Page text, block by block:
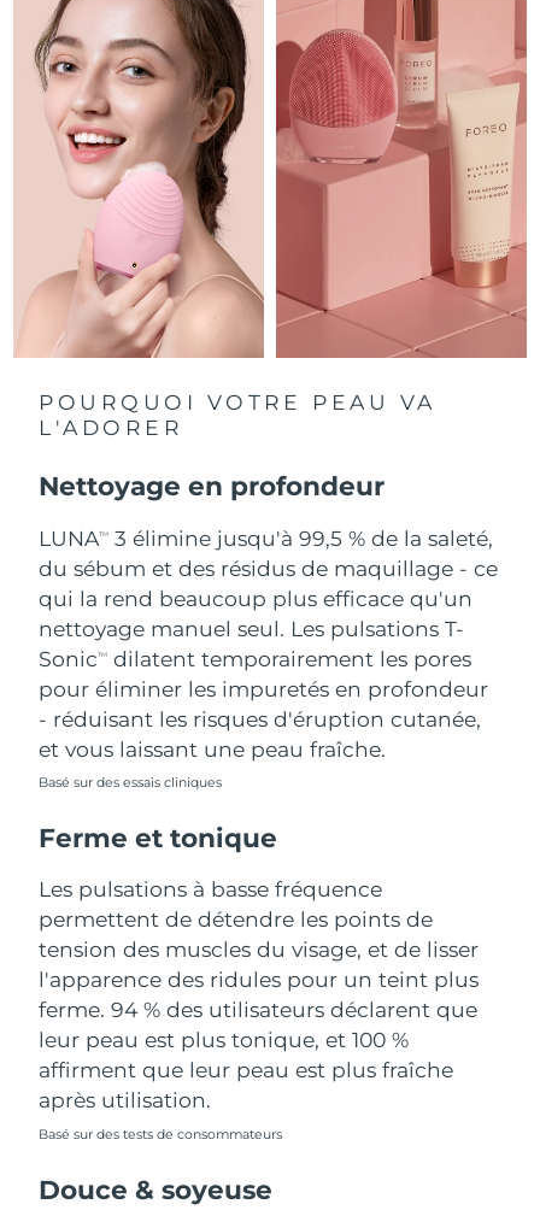
POURQUOI VOTRE PEAU VA
L'ADORER
Nettoyage en profondeur
LUNATM
3 élimine jusqu'à 99,5 % de la saleté,
du sébum et des résidus de maquillage - ce
qui la rend beaucoup plus efficace qu'un
nettoyage manuel seul. Les pulsations T-
SonicTM
dilatent temporairement les pores
pour éliminer les impuretés en profondeur
- réduisant les risques d'éruption cutanée,
et vous laissant une peau fraîche.
Basé sur des essais cliniques
Ferme et tonique
Les pulsations à basse fréquence
permettent de détendre les points de
tension des muscles du visage, et de lisser
l'apparence des ridules pour un teint plus
ferme. 94 % des utilisateurs déclarent que
leur peau est plus tonique, et 100 %
affirment que leur peau est plus fraîche
après utilisation.
Basé sur des tests de consommateurs
Douce & soyeuse
Arabie saoudite Livraison estimée
Singapour Livraison estimée 8/14/26
Slovaquie Livraison estimée 8/12/26
Afrique du Sud Livraison estimée8/20/26
Corée du Sud Livraison estimée8/14/26
Espagne
Suisse
Taïwan Livraison estimée 8/17/26
Thaïlande Livraison estimée
Turquie Livraison estimée8/13/26
Émirats arabes unis Livraison estimée 8/13/26
Royaume-Uni
États-Unis
Ouzbékistan Livraison estimée
Viêt Nam Livraison estimée8/18/26